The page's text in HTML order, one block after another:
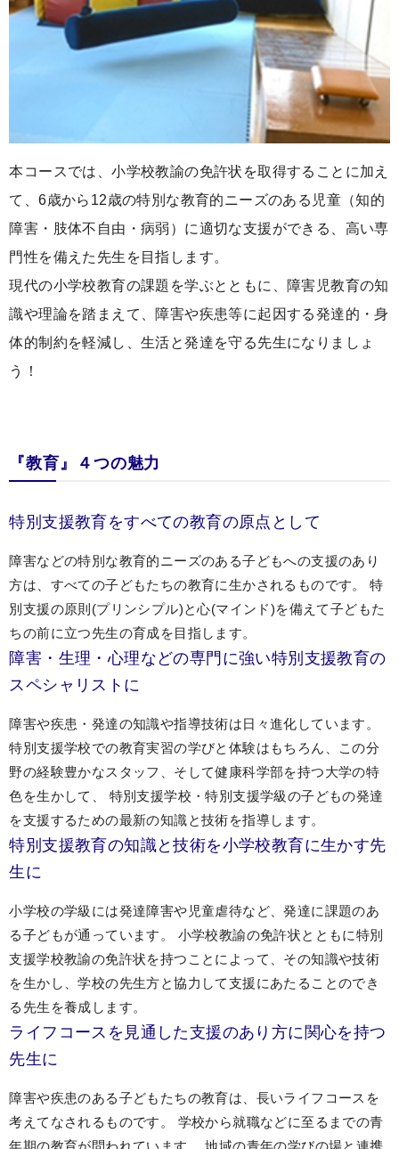
本コースでは、小学校教諭の免許状を取得することに加え
て、6歳から12歳の特別な教育的ニーズのある児童（知的
障害・肢体不自由・病弱）に適切な支援ができる、高い専
門性を備えた先生を目指します。
現代の小学校教育の課題を学ぶとともに、障害児教育の知
識や理論を踏まえて、障害や疾患等に起因する発達的・身
体的制約を軽減し、生活と発達を守る先生になりましょ
う！
『教育』４つの魅力
特別支援教育をすべての教育の原点として
障害などの特別な教育的ニーズのある子どもへの支援のあり
方は、すべての子どもたちの教育に生かされるものです。 特
別支援の原則(プリンシプル)と心(マインド)を備えて子どもた
ちの前に立つ先生の育成を目指します。
障害・生理・心理などの専門に強い特別支援教育の
スペシャリストに
障害や疾患・発達の知識や指導技術は日々進化しています。
特別支援学校での教育実習の学びと体験はもちろん、この分
野の経験豊かなスタッフ、そして健康科学部を持つ大学の特
色を生かして、 特別支援学校・特別支援学級の子どもの発達
を支援するための最新の知識と技術を指導します。
特別支援教育の知識と技術を小学校教育に生かす先
生に
小学校の学級には発達障害や児童虐待など、発達に課題のあ
る子どもが通っています。 小学校教諭の免許状とともに特別
支援学校教諭の免許状を持つことによって、その知識や技術
を生かし、学校の先生方と協力して支援にあたることのでき
る先生を養成します。
ライフコースを見通した支援のあり方に関心を持つ
先生に
障害や疾患のある子どもたちの教育は、長いライフコースを
考えてなされるものです。 学校から就職などに至るまでの青
年期の教育が問われています。 地域の青年の学びの場と連携